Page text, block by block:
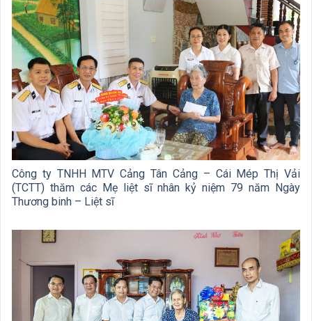
Công ty TNHH MTV Cảng Tân Cảng – Cái Mép Thị Vải
(TCTT) thăm các Mẹ liệt sĩ nhân kỷ niệm 79 năm Ngày
Thương binh – Liệt sĩ